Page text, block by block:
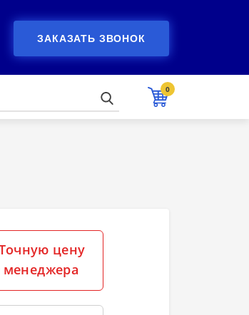
ЗАКАЗАТЬ ЗВОНОК
0
цену
менеджера